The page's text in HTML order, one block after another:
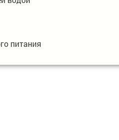
питания